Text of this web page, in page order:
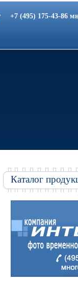
+7 (495) 175-43-86
Каталог